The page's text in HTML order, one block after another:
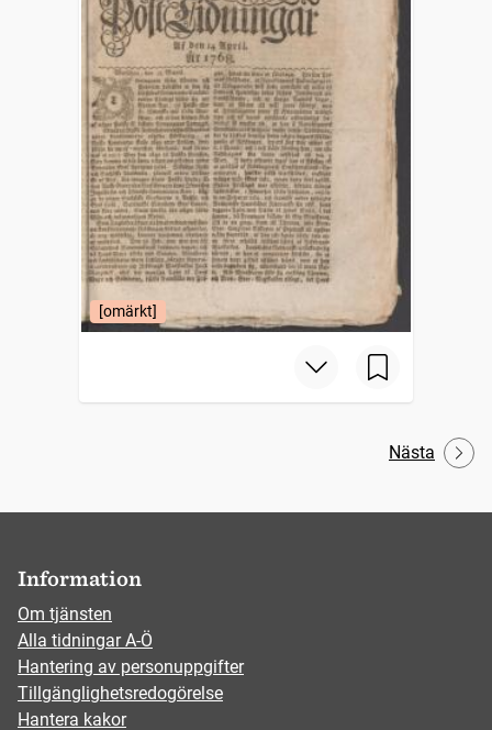
[omärkt]
Nästa
Information
Om tjänsten
Alla tidningar A-Ö
Hantering av personuppgifter
Tillgänglighetsredogörelse
Hantera kakor